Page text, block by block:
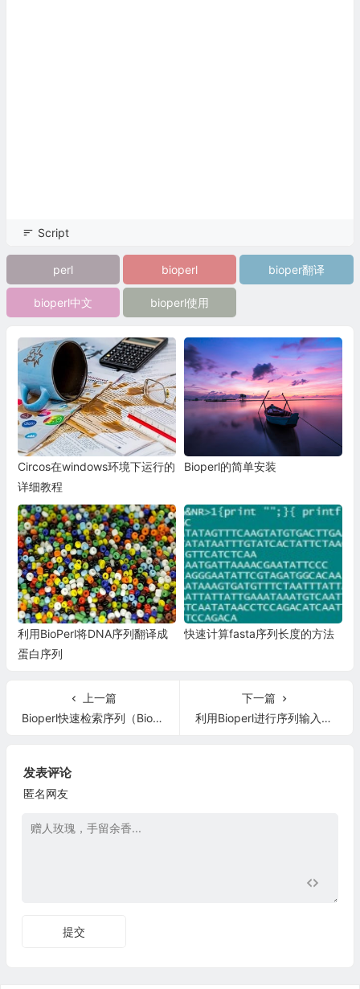
Script
perl bioperl bioper翻译
bioperl中文 bioperl使用
Circos在windows环境下运行的
详细教程
Bioperl的简单安装
利用BioPerl将DNA序列翻译成
蛋白序列
快速计算fasta序列长度的方法
上一篇
Bioperl快速检索序列（Bioperl HOWTO翻译11）
下一篇
利用Bioperl进行序列输入和输出（Bioperl HOWTO翻译13）
发表评论
匿名网友
提交